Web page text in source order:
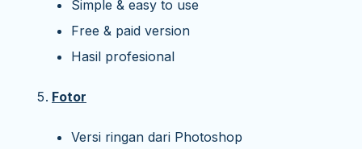
Simple & easy to use
Free & paid version
Hasil profesional
Fotor
Versi ringan dari Photoshop